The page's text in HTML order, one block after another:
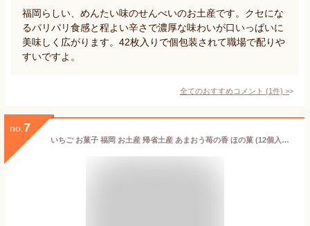
福岡らしい、めんたい味のせんべいのお土産です。クセにな
るパリパリ食感と程よい辛さで濃厚な味わいが口いっぱいに
美味しく広がります。42枚入りで個包装されて職場で配りや
すいですよ。
全てのおすすめコメント (1件) >
no. 7
いちご お菓子 福岡 お土産 帰省土産 あまおう苺の香 ほの菓 (12個入り)【九州限定】 博多 ウエハース いちご お菓子 お土産 帰省土産 ギフト プレゼント ご当地 帰省土産 お盆 敬老の日